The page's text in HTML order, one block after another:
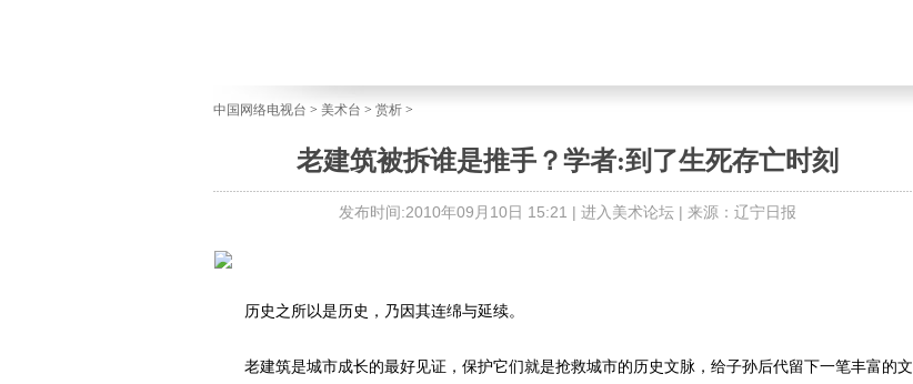
中国网络电视台 > 美术台 > 赏析 >
老建筑被拆谁是推手？学者:到了生死存亡时刻
发布时间:2010年09月10日 15:21 | 进入美术论坛| 来源：辽宁日报
历史之所以是历史，乃因其连绵与延续。
老建筑是城市成长的最好见证，保护它们就是抢救城市的历史文脉，给子孙后代留下一笔丰富的文